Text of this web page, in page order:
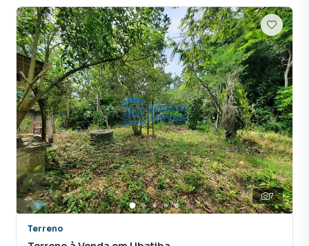
Terreno para Venda em região valorizada do bairro
Itapeba, em Maricá. Não encontrou o que procurava ou
deseja mais informações sobre Terreno em Maricá? Entre
em contato com nossa equipe pelo telefone (21) 2637-
3026.
A RENATO IMÓVEIS tem mais opções de apartamentos,
casas residenciais e comerciais, sobrados, terrenos, lojas
e barracões para venda ou locação, além de
empreendimentos em construção ou lançamentos na
planta em Itapeba e em outras regiões de Maricá. Aqui
você encontra milhares de ofertas para encontrar o imóvel
que mais combina com seu estilo de vida.
Negocie seu imóvel de forma totalmente online, com
7
Terreno